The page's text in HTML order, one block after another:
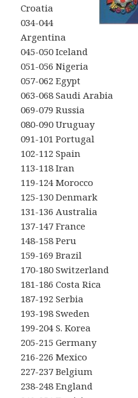
Croatia
034-044
Argentina
045-050 Iceland
051-056 Nigeria
057-062 Egypt
063-068 Saudi Arabia
069-079 Russia
080-090 Uruguay
091-101 Portugal
102-112 Spain
113-118 Iran
119-124 Morocco
125-130 Denmark
131-136 Australia
137-147 France
148-158 Peru
159-169 Brazil
170-180 Switzerland
181-186 Costa Rica
187-192 Serbia
193-198 Sweden
199-204 S. Korea
205-215 Germany
216-226 Mexico
227-237 Belgium
238-248 England